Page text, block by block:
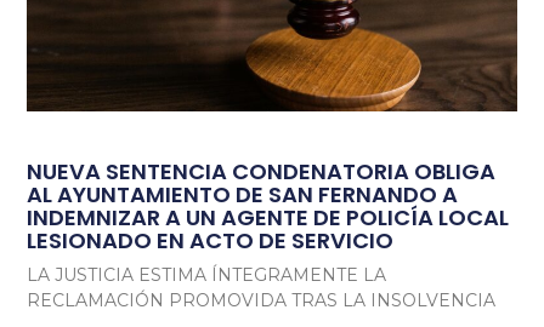
NUEVA SENTENCIA CONDENATORIA OBLIGA
AL AYUNTAMIENTO DE SAN FERNANDO A
INDEMNIZAR A UN AGENTE DE POLICÍA LOCAL
LESIONADO EN ACTO DE SERVICIO
LA JUSTICIA ESTIMA ÍNTEGRAMENTE LA
RECLAMACIÓN PROMOVIDA TRAS LA INSOLVENCIA